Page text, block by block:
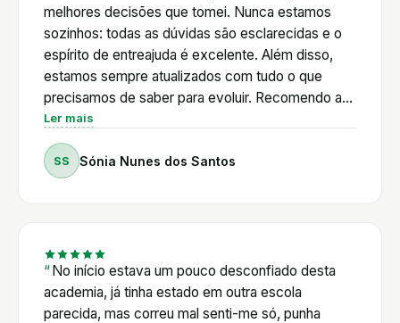
meu percurso profissional. O Pedro alia um
conhecimento técnico muito profundo a um
enorme sentido de responsabilidade para com os
seus alunos. Nunca deixa uma dúvida por
responder. Está sempre disponível para orientar,
esclarecer e acompanhar, independentemente do
nível de experiência de cada um. O que mais
valorizo é que não ensina apenas a construir lojas
Shopify. Ensina a pensar, a resolver problemas e a
verdadeira entreajuda e um acompanhamento
constante.
melhores decisões que tomei. Nunca estamos
sozinhos: todas as dúvidas são esclarecidas e o
espírito de entreajuda é excelente. Além disso,
estamos sempre atualizados com tudo o que
precisamos de saber para evoluir. Recomendo a
100%!
Ler mais
SS Sónia Nunes dos Santos
No início estava um pouco desconfiado desta
academia, já tinha estado em outra escola
parecida, mas correu mal senti-me só, punha